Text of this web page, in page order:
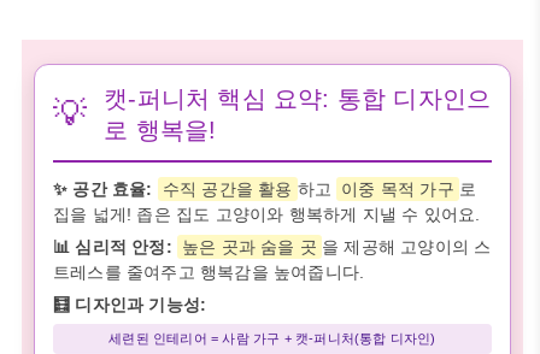
💡
캣-퍼니처 핵심 요약: 통합 디자인으
로 행복을!
✨ 공간 효율: 수직 공간을 활용 하고 이중 목적 가구 로
집을 넓게! 좁은 집도 고양이와 행복하게 지낼 수 있어요.
📊 심리적 안정:
높은 곳과 숨을 곳 을 제공해 고양이의 스
트레스를 줄여주고 행복감을 높여줍니다.
🧮 디자인과 기능성:
세련된 인테리어 = 사람 가구 + 캣-퍼니처(통합 디자인)